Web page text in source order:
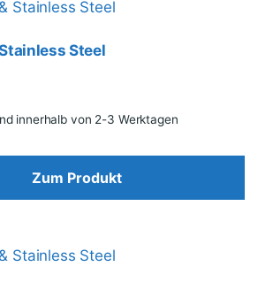
Steel
innerhalb von 2-3 Werktagen
Zum Produkt